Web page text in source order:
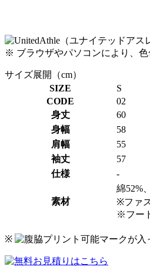
※ ブラウザやパソコンにより、色
サイズ展開（cm）
SIZE
S
CODE
02
身丈
60
身幅
58
肩幅
55
袖丈
57
仕様
-
素材
綿52%
※ファ
※フー
※ マークが入